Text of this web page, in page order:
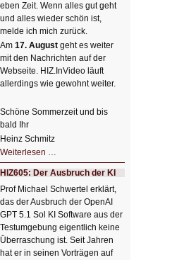
eben Zeit. Wenn alles gut geht
und alles wieder schön ist,
melde ich mich zurück.
Am 17. August geht es weiter
mit den Nachrichten auf der
Webseite. HIZ.InVideo läuft
allerdings wie gewohnt weiter.
Schöne Sommerzeit und bis
bald Ihr
Heinz Schmitz
Weiterlesen …
so
kleine
Sommerpause
😊
HIZ605: Der Ausbruch der KI
Prof Michael Schwertel erklärt,
das der Ausbruch der OpenAI
GPT 5.1 Sol KI Software aus der
Testumgebung eigentlich keine
Überraschung ist. Seit Jahren
hat er in seinen Vorträgen auf